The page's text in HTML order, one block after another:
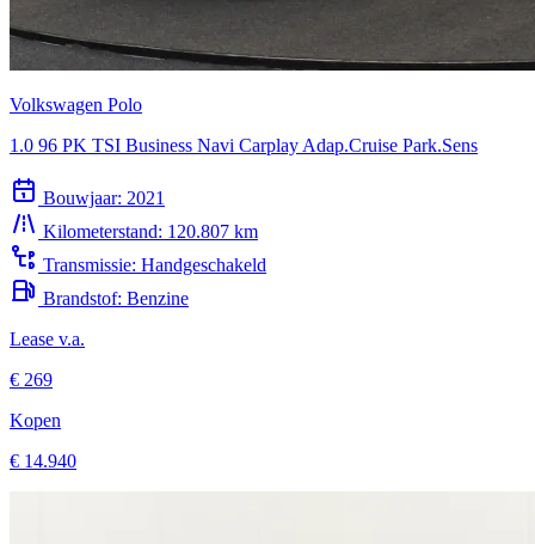
Volkswagen Polo
1.0 96 PK TSI Business Navi Carplay Adap.Cruise Park.Sens
Bouwjaar: 2021
Kilometerstand: 120.807 km
Transmissie: Handgeschakeld
Brandstof: Benzine
Lease v.a.
€ 269
Kopen
€ 14.940